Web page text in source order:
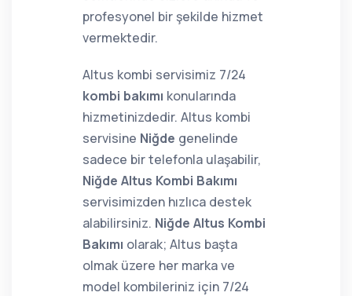
profesyonel bir şekilde hizmet
vermektedir.
Altus kombi servisimiz 7/24
kombi bakımı konularında
hizmetinizdedir. Altus kombi
servisine Niğde genelinde
sadece bir telefonla ulaşabilir,
Niğde Altus Kombi Bakımı
servisimizden hızlıca destek
alabilirsiniz. Niğde Altus Kombi
Bakımı olarak; Altus başta
olmak üzere her marka ve
model kombileriniz için 7/24